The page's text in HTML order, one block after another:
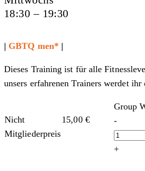
18:30 – 19:30
| GBTQ men* |
Dieses Training ist für alle
unsers erfahrenen Trainers werdet
Nicht
Mitgliederpreis
15,00 €
Group
-
+